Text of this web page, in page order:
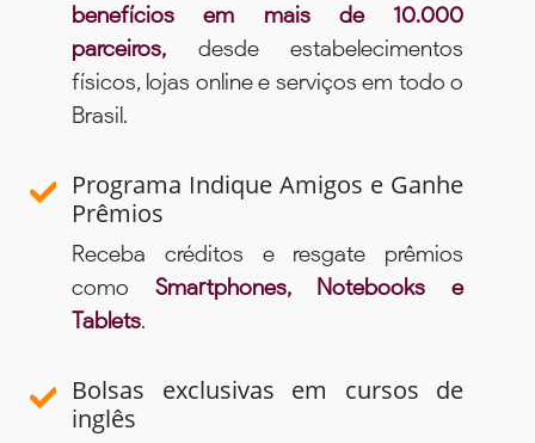
benefícios em mais de 10.000
parceiros, desde estabelecimentos
físicos, lojas online e serviços em todo o
Brasil.
Programa Indique Amigos e Ganhe
Prêmios
Receba créditos e resgate prêmios
como Smartphones, Notebooks e
Tablets.
Bolsas exclusivas em cursos de
inglês